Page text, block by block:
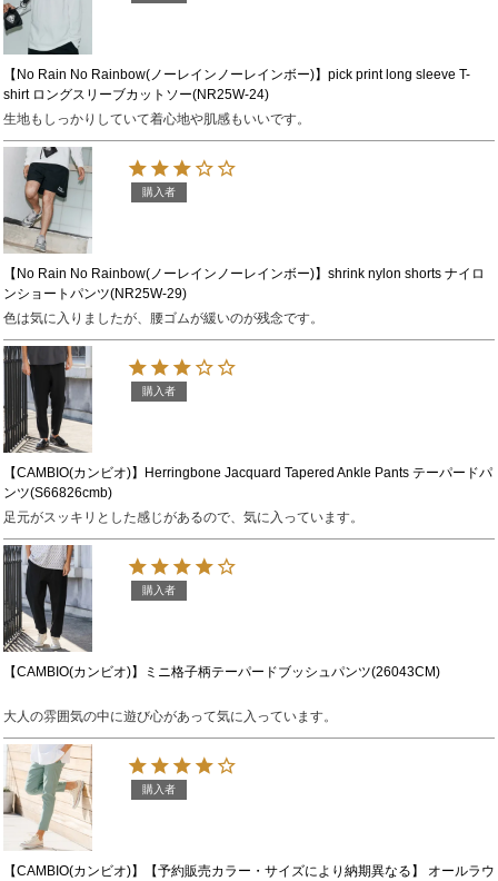
o
n
【No Rain No Rainbow(ノーレインノーレインボー)】pick print long sleeve T-
shirt ロングスリーブカットソー(NR25W-24)
生地もしっかりしていて着心地や肌感もいいです。
【No Rain No Rainbow(ノーレインノーレインボー)】shrink nylon shorts ナイロ
ンショートパンツ(NR25W-29)
購入者
色は気に入りましたが、腰ゴムが緩いのが残念です。
【CAMBIO(カンビオ)】Herringbone Jacquard Tapered Ankle Pants テーパードパ
ンツ(S66826cmb)
購入者
足元がスッキリとした感じがあるので、気に入っています。
【CAMBIO(カンビオ)】ミニ格子柄テーパードブッシュパンツ(26043CM)
購入者
大人の雰囲気の中に遊び心があって気に入っています。
【CAMBIO(カンビオ)】【予約販売カラー・サイズにより納期異なる】 オールラウ
購入者